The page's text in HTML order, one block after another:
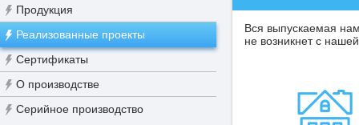
Продукция
Реализованные проекты
Сертификаты
О производстве
Серийное производство
Вся выпускаемая
не возникнет с